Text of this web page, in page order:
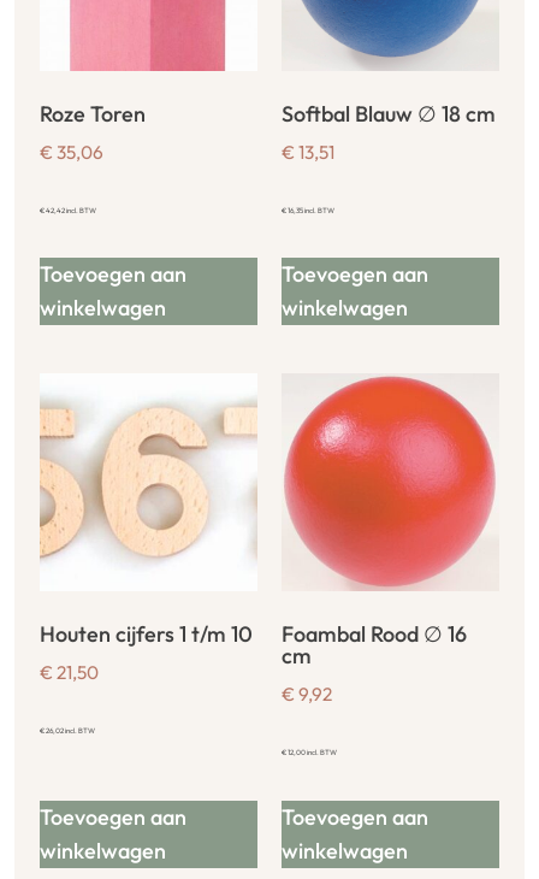
Roze Toren
€ 35,06
€42,42incl. BTW
Toevoegen aan
winkelwagen
Softbal Blauw ∅ 18 cm
€ 13,51
€16,35incl. BTW
Toevoegen aan
winkelwagen
Houten cijfers 1 t/m 10
€ 21,50
€26,02incl. BTW
Toevoegen aan
winkelwagen
Foambal Rood ∅ 16
cm
€ 9,92
€12,00incl. BTW
Toevoegen aan
winkelwagen